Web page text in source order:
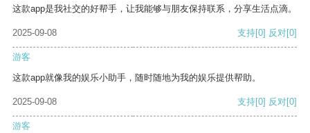
这款app是我社交的好帮手，让我能够与朋友保持联系，分享生活点滴。
2025-09-08 支持[0] 反对[0]
游客
这款app就像我的娱乐小助手，随时随地为我的娱乐提供帮助。
2025-09-08 支持[0] 反对[0]
游客